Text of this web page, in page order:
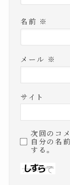
名前 ※
メール ※
サイト
次回のコ
自分の名
する。